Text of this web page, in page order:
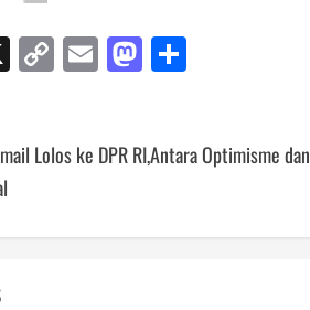
X CopyEmailMastodon
Lolos ke DPR RI,Antara Optimisme dan